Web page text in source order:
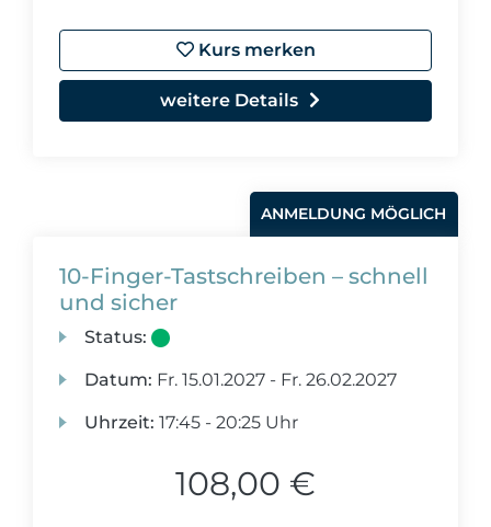
Kurs merken
weitere Details
ANMELDUNG MÖGLICH
10-Finger-Tastschreiben – schnell
und sicher
Status:
Datum: Fr. 15.01.2027 - Fr. 26.02.2027
Uhrzeit: 17:45 - 20:25 Uhr
108,00 €